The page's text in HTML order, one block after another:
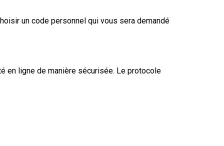
un code personnel qui vous sera demandé
en ligne de manière sécurisée. Le protocole